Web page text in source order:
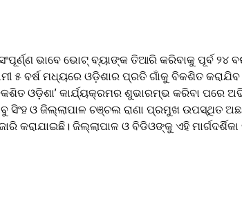
ଭାବେ ଭୋଟ୍ ବ୍ୟାଙ୍କ ତିଆରି କରିବାକୁ ପୂର୍ବ
୫ ବର୍ଷ ମଧ୍ୟରେ ଓଡ଼ିଶାର ପ୍ରତି ଗାଁକୁ ବିକଶିତ
ଓଡ଼ିଶା’ କାର୍ଯ୍ୟକ୍ରମର ଶୁଭାରମ୍ଭ କରିବା ପରେ
ସିଂହ ଓ ଜିଲ୍ଲାପାଳ ଚଞ୍ଚଲ ରାଣା ପ୍ରମୁଖ ଉପସ୍ଥିତ
କରାଯାଇଛି। ଜିଲ୍ଲାପାଳ ଓ ବିଡିଓଙ୍କୁ ଏହି